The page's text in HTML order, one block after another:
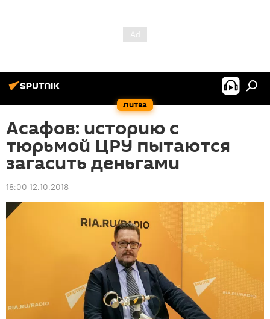
Литва
Асафов: историю с
тюрьмой ЦРУ пытаются
загасить деньгами
18:00 12.10.2018